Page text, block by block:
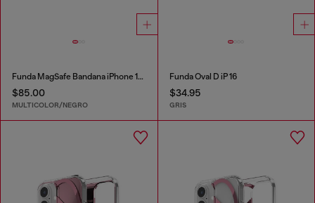
Funda MagSafe Bandana iPhone 16 Pro
$85.00
MULTICOLOR/NEGRO
Funda Oval D iP 16
$34.95
GRIS